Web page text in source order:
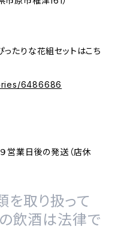
ったりな花組セットはこち
6486686
営業日後の発送（店休
を取り扱って
飲酒は法律で